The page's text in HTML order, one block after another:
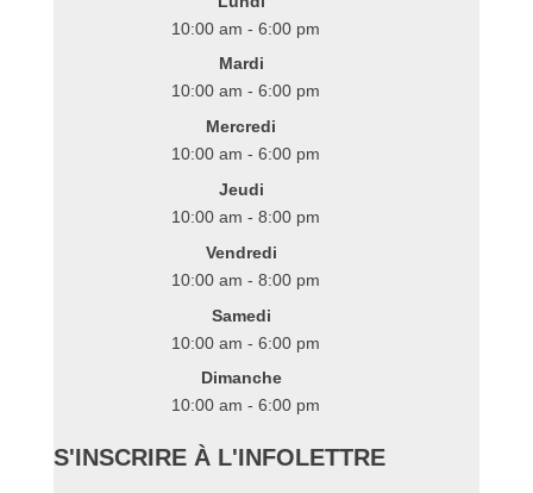
10:00 am - 6:00 pm
Mardi
10:00 am - 6:00 pm
Mercredi
10:00 am - 6:00 pm
Jeudi
10:00 am - 8:00 pm
Vendredi
10:00 am - 8:00 pm
Samedi
10:00 am - 6:00 pm
Dimanche
10:00 am - 6:00 pm
S'INSCRIRE À L'INFOLETTRE